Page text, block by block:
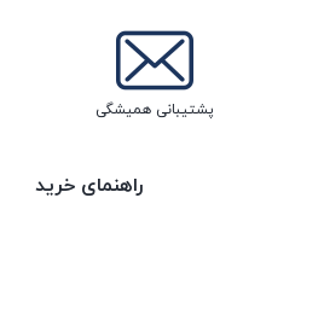
پشتیبانی همیشگی
راهنمای خرید